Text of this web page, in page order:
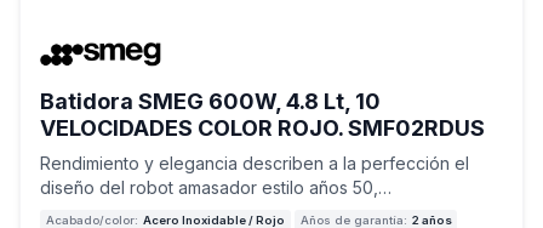
Batidora SMEG 600W, 4.8 Lt, 10
VELOCIDADES COLOR ROJO. SMF02RDUS
Rendimiento y elegancia describen a la perfección el
diseño del robot amasador estilo años 50,…
Acabado/color: Acero Inoxidable / Rojo Años de garantía: 2 años